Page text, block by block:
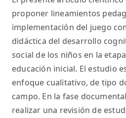
proponer lineamientos
implementación del juego
didáctica del desarrollo
social de los niños en la
educación inicial. El estudio
enfoque cualitativo, de tipo
campo. En la fase
realizar una revisión de